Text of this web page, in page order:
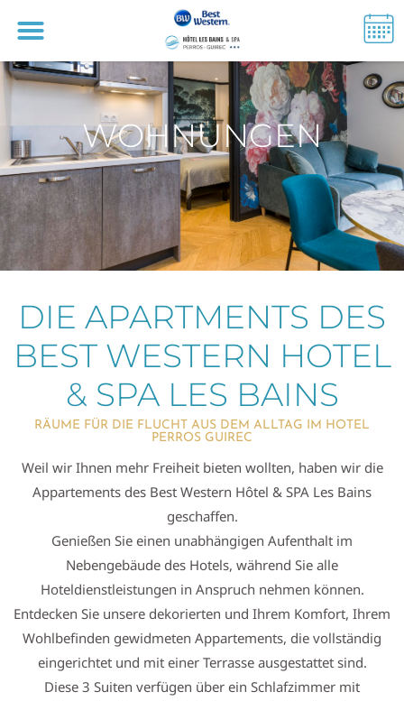
WOHNUNGEN
DIE APARTMENTS DES
BEST WESTERN HOTEL
& SPA LES BAINS
RÄUME FÜR DIE FLUCHT AUS DEM ALLTAG IM HOTEL
PERROS GUIREC
Weil wir Ihnen mehr Freiheit bieten wollten, haben wir die
Appartements des Best Western Hôtel & SPA Les Bains
geschaffen.
Genießen Sie einen unabhängigen Aufenthalt im
Nebengebäude des Hotels, während Sie alle
Hoteldienstleistungen in Anspruch nehmen können.
Entdecken Sie unsere dekorierten und Ihrem Komfort, Ihrem
Wohlbefinden gewidmeten Appartements, die vollständig
eingerichtet und mit einer Terrasse ausgestattet sind.
Diese 3 Suiten verfügen über ein Schlafzimmer mit